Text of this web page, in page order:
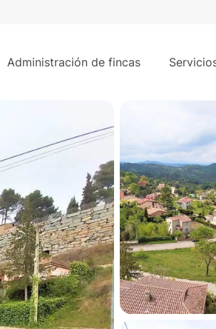
Administración de fincas